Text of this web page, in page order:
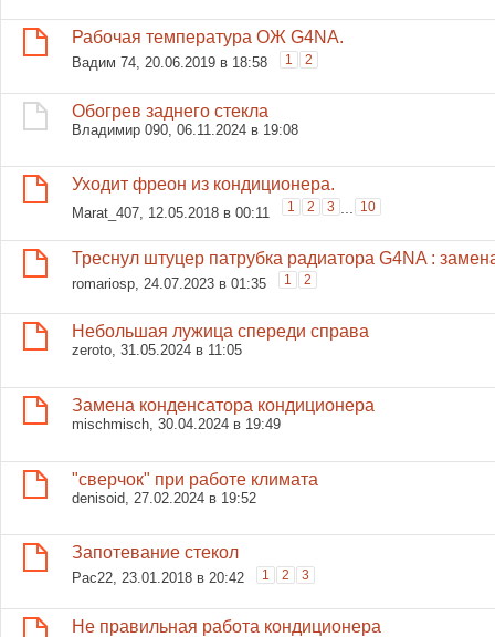
Рабочая температура ОЖ G4NA.
Вадим 74 , 20.06.2019 в 18:58 1 2
Обогрев заднего стекла
Владимир 090 , 06.11.2024 в 19:08
Уходит фреон из кондиционера.
Marat_407 , 12.05.2018 в 00:11 1 2 3 10
Треснул штуцер патрубка радиатора G4NA :
romariosp , 24.07.2023 в 01:35 1 2
Небольшая лужица спереди справа
zeroto, 31.05.2024 в 11:05
Замена конденсатора кондиционера
mischmisch , 30.04.2024 в 19:49
"сверчок" при работе климата
denisoid , 27.02.2024 в 19:52
Запотевание стекол
Pac22 , 23.01.2018 в 20:42 1 2 3
Не правильная работа кондиционера